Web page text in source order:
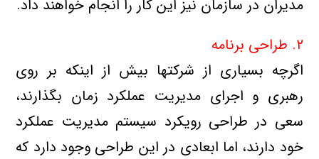
مديران در سازمان نيز اين كار را انجام خواهند داد.
۲. طراحي برنامه
اگرچه بسياري از شركتها بيش از اينكه بر روي
رهبري و اجراي مديريت عملكرد زمان بگذارند،
سعي در طراحي رويكرد سيستم مديريت عملكرد
خود دارند، اما ابعادي در اين طراحي وجود دارد كه